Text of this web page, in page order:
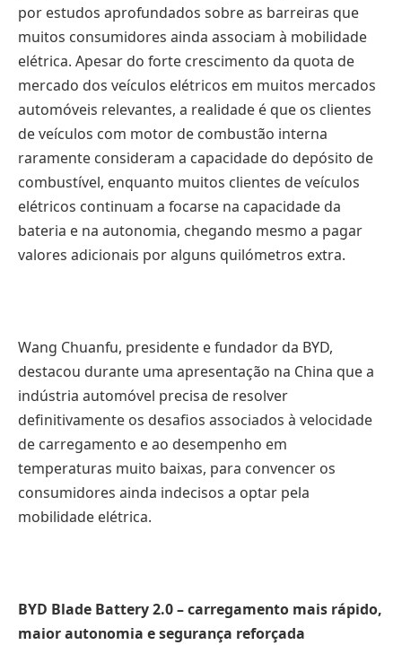
por estudos aprofundados sobre as barreiras que
muitos consumidores ainda associam à mobilidade
elétrica. Apesar do forte crescimento da quota de
mercado dos veículos elétricos em muitos mercados
automóveis relevantes, a realidade é que os clientes
de veículos com motor de combustão interna
raramente consideram a capacidade do depósito de
combustível, enquanto muitos clientes de veículos
elétricos continuam a focarse na capacidade da
bateria e na autonomia, chegando mesmo a pagar
valores adicionais por alguns quilómetros extra.
Wang Chuanfu, presidente e fundador da BYD,
destacou durante uma apresentação na China que a
indústria automóvel precisa de resolver
definitivamente os desafios associados à velocidade
de carregamento e ao desempenho em
temperaturas muito baixas, para convencer os
consumidores ainda indecisos a optar pela
mobilidade elétrica.
BYD Blade Battery 2.0 – carregamento mais rápido,
maior autonomia e segurança reforçada